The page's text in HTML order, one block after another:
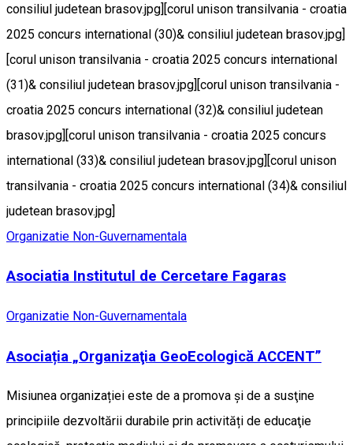
consiliul judetean brasov.jpg][corul unison transilvania - croatia
2025 concurs international (30)& consiliul judetean brasov.jpg]
[corul unison transilvania - croatia 2025 concurs international
(31)& consiliul judetean brasov.jpg][corul unison transilvania -
croatia 2025 concurs international (32)& consiliul judetean
brasov.jpg][corul unison transilvania - croatia 2025 concurs
international (33)& consiliul judetean brasov.jpg][corul unison
transilvania - croatia 2025 concurs international (34)& consiliul
judetean brasov.jpg]
Organizatie Non-Guvernamentala
Asociatia Institutul de Cercetare Fagaras
Organizatie Non-Guvernamentala
Asociația „Organizaţia GeoEcologică ACCENT”
Misiunea organizației este de a promova și de a susţine
principiile dezvoltării durabile prin activități de educaţie